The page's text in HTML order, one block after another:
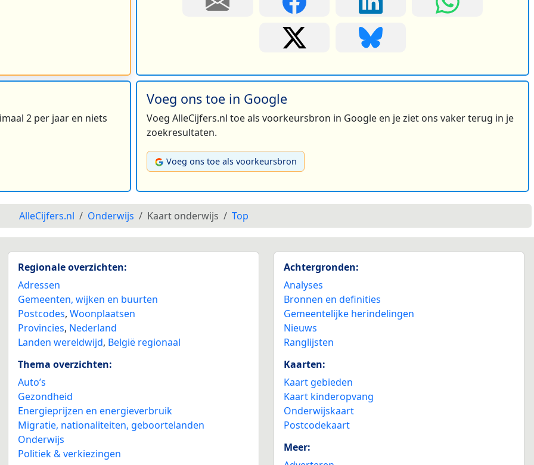
2 per jaar en niets
Voeg ons toe in Google
Voeg AlleCijfers.nl toe als voorkeursbron in Google en je ziet ons vaker terug in je
zoekresultaten.
Voeg ons toe als voorkeursbron
AlleCijfers.nl Onderwijs Kaart onderwijs Top
Regionale overzichten:
Adressen
Gemeenten, wijken en buurten
Postcodes,Woonplaatsen
Provincies, Nederland
Landen wereldwijd, België regionaal
Thema overzichten:
Auto’s
Gezondheid
Energieprijzen en energieverbruik
Migratie, nationaliteiten, geboortelanden
Onderwijs
Politiek & verkiezingen
Achtergronden:
Analyses
Bronnen en definities
Gemeentelijke herindelingen
Nieuws
Ranglijsten
Kaarten:
Kaart gebieden
Kaart kinderopvang
Onderwijskaart
Postcodekaart
Meer: